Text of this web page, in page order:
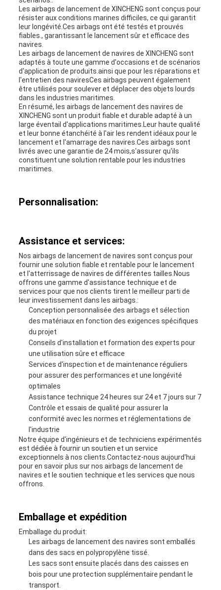
Les airbags de lancement de XINCHENG sont conçus pour
résister aux conditions marines difficiles, ce qui garantit
leur longévité.Ces airbags ont été testés et prouvés
fiables., garantissant le lancement sûr et efficace des
navires.
Les airbags de lancement de navires de XINCHENG sont
adaptés à toute une gamme d'occasions et de scénarios
d'application de produits.ainsi que pour les réparations et
l'entretien des naviresCes airbags peuvent également
être utilisés pour soulever et déplacer des objets lourds
dans les industries maritimes.
En résumé, les airbags de lancement des navires de
XINCHENG sont un produit fiable et durable adapté à un
large éventail d'applications maritimes.Leur haute qualité
et leur bonne étanchéité à l'air les rendent idéaux pour le
lancement et l'amarrage des navires.Ces airbags sont
livrés avec une garantie de 24 mois,s'assurer qu'ils
constituent une solution rentable pour les industries
maritimes.
Personnalisation:
Assistance et services:
Nos airbags de lancement de navires sont conçus pour
fournir une solution fiable et rentable pour le lancement
et l'atterrissage de navires de différentes tailles.Nous
offrons une gamme d'assistance technique et de
services pour que nos clients tirent le meilleur parti de
leur investissement dans les airbags.:
Conception personnalisée des airbags et sélection
des matériaux en fonction des exigences spécifiques
du projet
Conseils d'installation et formation des experts pour
une utilisation sûre et efficace
Services d'inspection et de maintenance réguliers
pour assurer des performances et une longévité
optimales
Assistance technique 24 heures sur 24 et 7 jours sur 7
Contrôle et essais de qualité pour assurer la
conformité avec les normes et réglementations de
l'industrie
Notre équipe d'ingénieurs et de techniciens expérimentés
est dédiée à fournir un soutien et un service
exceptionnels à nos clients.Contactez-nous aujourd'hui
pour en savoir plus sur nos airbags de lancement de
navires et le soutien technique et les services que nous
offrons.
Emballage et expédition
Emballage du produit:
Les airbags de lancement des navires sont emballés
dans des sacs en polypropylène tissé.
Les sacs sont ensuite placés dans des caisses en
bois pour une protection supplémentaire pendant le
transport.